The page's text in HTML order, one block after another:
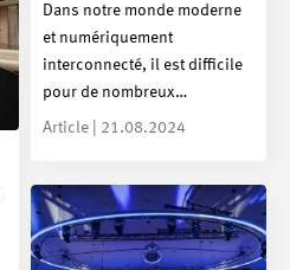
Dans notre monde moderne
et numériquement
interconnecté, il est difficile
pour de nombreux…
Article | 21.08.2024